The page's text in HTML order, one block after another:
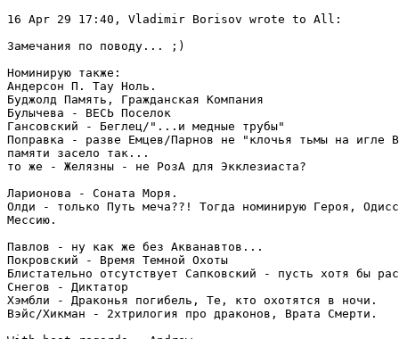
16 Apr 29 17:40, Vladimir Borisov wrote to All:
Замечания по поводу... ;)
Номинирую также:
Андерсон П. Тау Hоль.
Буджолд Память, Гражданская Компания
Булычева - ВЕСЬ Поселок
Гансовский - Беглец/"...и медные трубы"
Поправка - разве Емцев/Парнов не "клочья тьмы на игле
памяти засело так...
то же - Желязны - не РозА для Экклезиаста?
Ларионова - Соната Моря.
Олди - только Путь меча??! Тогда номинирую Героя,
Мессию.
Павлов - ну как же без Акванавтов...
Покровский - Время Темной Охоты
Блистательно отсутствует Сапковский - пусть хотя бы
Снегов - Диктатор
Хэмбли - Драконья погибель, Те, кто охотятся в ночи.
Вэйс/Хикман - 2xтрилогия про драконов, Врата Смерти.